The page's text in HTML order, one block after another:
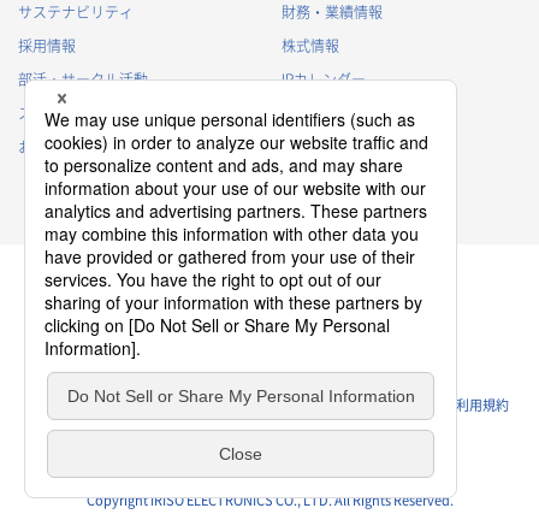
サステナビリティ
採用情報
部活・サークル活動
スポンサー活動
お問い合わせ
財務・業績情報
株式情報
IRカレンダー
IRに関するよくあるご質問
IRポリシー
免責事項
プライバシーポリシー
クッキーポリシー
ソーシャルメディアポリシー
ウェブサイトのご利用条件 利用規約
Copyright IRISO ELECTRONICS CO., LTD. All Rights Reserved.